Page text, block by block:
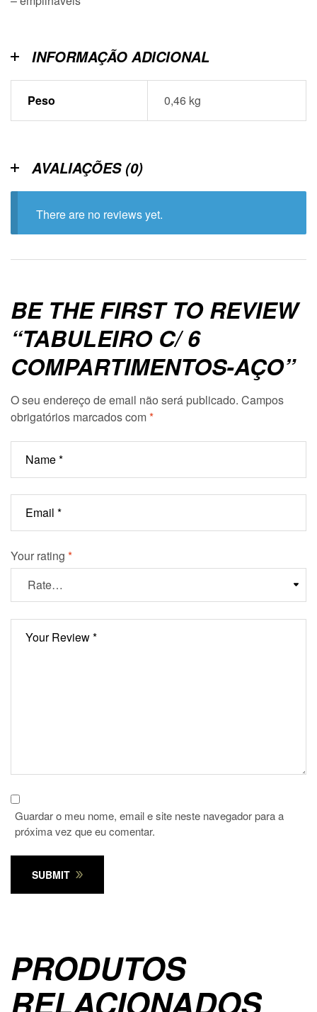
INFORMAÇÃO ADICIONAL
Peso 0,46 kg
AVALIAÇÕES (0)
There are no reviews yet.
BE THE FIRST TO REVIEW
“TABULEIRO C/ 6
COMPARTIMENTOS-AÇO”
O seu endereço de email não será publicado. Campos
obrigatórios marcados com*
Your rating *
Guardar o meu nome, email e site neste navegador para a
próxima vez que eu comentar.
SUBMIT
PRODUTOS